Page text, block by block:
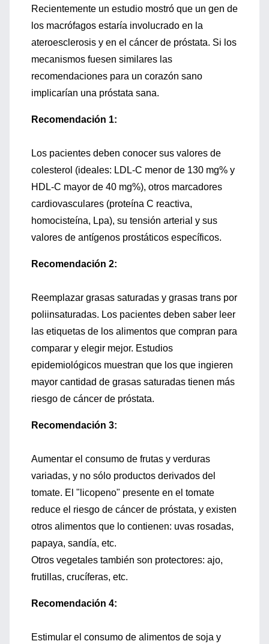
Recientemente un estudio mostró que un gen de
los macrófagos estaría involucrado en la
ateroesclerosis y en el cáncer de próstata. Si los
mecanismos fuesen similares las
recomendaciones para un corazón sano
implicarían una próstata sana.
Recomendación 1:
Los pacientes deben conocer sus valores de
colesterol (ideales: LDL-C menor de 130 mg% y
HDL-C mayor de 40 mg%), otros marcadores
cardiovasculares (proteína C reactiva,
homocisteína, Lpa), su tensión arterial y sus
valores de antígenos prostáticos específicos.
Recomendación 2:
Reemplazar grasas saturadas y grasas trans por
poliinsaturadas. Los pacientes deben saber leer
las etiquetas de los alimentos que compran para
comparar y elegir mejor. Estudios
epidemiológicos muestran que los que ingieren
mayor cantidad de grasas saturadas tienen más
riesgo de cáncer de próstata.
Recomendación 3:
Aumentar el consumo de frutas y verduras
variadas, y no sólo productos derivados del
tomate. El "licopeno" presente en el tomate
reduce el riesgo de cáncer de próstata, y existen
otros alimentos que lo contienen: uvas rosadas,
papaya, sandía, etc.
Otros vegetales también son protectores: ajo,
frutillas, crucíferas, etc.
Recomendación 4:
Estimular el consumo de alimentos de soja y